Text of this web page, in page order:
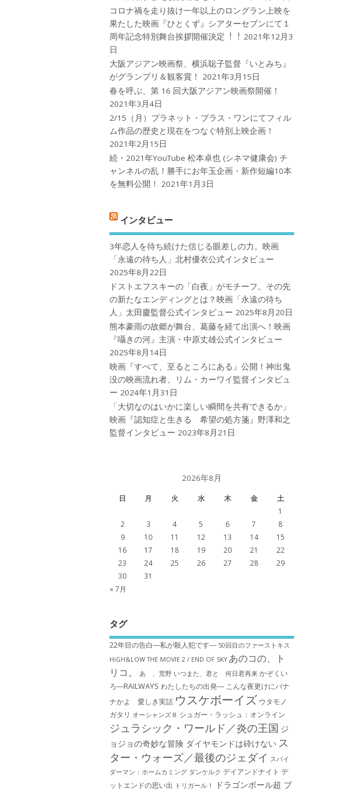
コロナ禍を⾛り抜け⼀年以上のロングラン上映を
果たした映画『ひとくず』シアターセブンにて１
周年記念特別舞台挨拶開催決定︕︕ 2021年12月3
日
大阪アジアン映画祭、横浜聡子監督『いとみち』
がグランプリ＆観客賞！
2021年3月15日
春を呼ぶ、第 16 回大阪アジアン映画祭開催！
2021年3月4日
2/15（月）プラネット・プラス・ワンにてフィル
ム作品の歴史と現在をつなぐ特別上映企画！
2021年2月15日
続・2021年YouTube 松本卓也 (シネマ健康会) チ
ャンネルの乱！勝手にお年玉企画・新作短編10本
を無料公開！
2021年1月3日
インタビュー
3年恋人を待ち続けた信じる眼差しの力。映画
「永遠の待ち人」北村優衣公式インタビュー
2025年8月22日
ドストエフスキーの「白夜」がモチーフ。その先
の新たなエンディングとは？映画「永遠の待ち
人」太田慶監督公式インタビュー 2025年8月20日
熊本豪雨の故郷が舞台、葛藤を経て出演へ！映画
『囁きの河』主演・中原丈雄公式インタビュー
2025年8月14日
映画『すべて、至るところにある』公開！神出鬼
没の映画流れ者、リム・カーワイ監督インタビュ
ー 2024年1月31日
「大切なのはいかに楽しい瞬間を共有できるか」
映画『認知症と生きる 希望の処方箋』野澤和之
監督インタビュー 2023年8月21日
2026年8月
日 月 火 水 木 金
土
1
2
3 4 5 6 7
8
9
10 11 12 13 14
15
16
17 18 19 20 21
22
23
24 25 26 27 28
29
30
31
« 7月
タグ
22年目の告白―私が殺人犯です― 50回目のファーストキス
HiGH&LOW THE MOVIE 2 / END OF SKY あのコの、ト
リコ。
あゝ、荒野 いつまた、君と 何日君再来 かぞくい
ろ―RAILWAYS わたしたちの出発― こんな夜更けにバナ
ナかよ 愛しき実話 ウスケボーイズ ウタモノ
ガタリ オーシャンズ８ シュガー・ラッシュ：オ​ンライン
ジュラシック・ワールド／炎の王国 ジ
ョジョの奇妙な冒険 ダイヤモンドは砕けない ス
ター・ウォーズ／最後のジェダイ スパイ
ダーマン：ホームカミング ダンケルク デイアンドナイト デ
ットエンドの思い出
トリガール！ ドラゴンボール超 ブ